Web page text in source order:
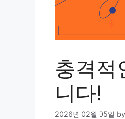
충격적
니다!
2026년 02월 05일 by